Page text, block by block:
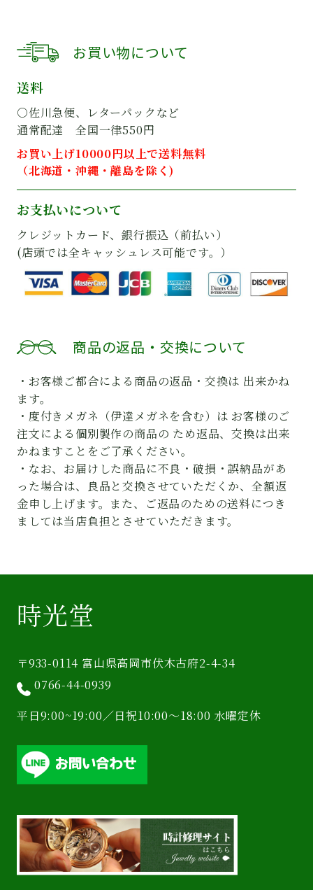
お買い物について
送料
○佐川急便、レターパックなど
通常配達 全国一律550円
お買い上げ10000円以上で送料無料
（北海道・沖縄・離島を除く)
お支払いについて
クレジットカード、銀行振込（前払い）
(店頭では全キャッシュレス可能です。）
商品の返品・交換について
・お客様ご都合による商品の返品・交換は 出来かね
ます。
・度付きメガネ（伊達メガネを含む）は お客様のご
注文による個別製作の商品の ため返品、交換は出来
かねますことをご了承ください。
・なお、お届けした商品に不良・破損・誤納品があ
った場合は、良品と交換させていただくか、全額返
金申し上げます。また、ご返品のための送料につき
ましては当店負担とさせていただきます。
時光堂
〒933-0114 富山県高岡市伏木古府2-4-34
0766-44-0939
平日9:00~19:00／日祝10:00〜18:00 水曜定休